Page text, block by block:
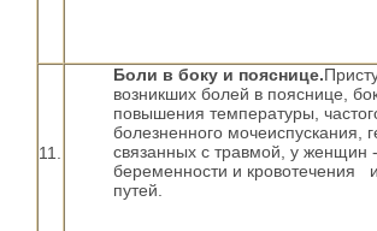
11.
Боли в боку и пояснице.
возникших болей в пояснице,
повышения температуры,
болезненного мочеиспускания,
связанных с травмой, у женщин -
беременности и кровотечения
путей.